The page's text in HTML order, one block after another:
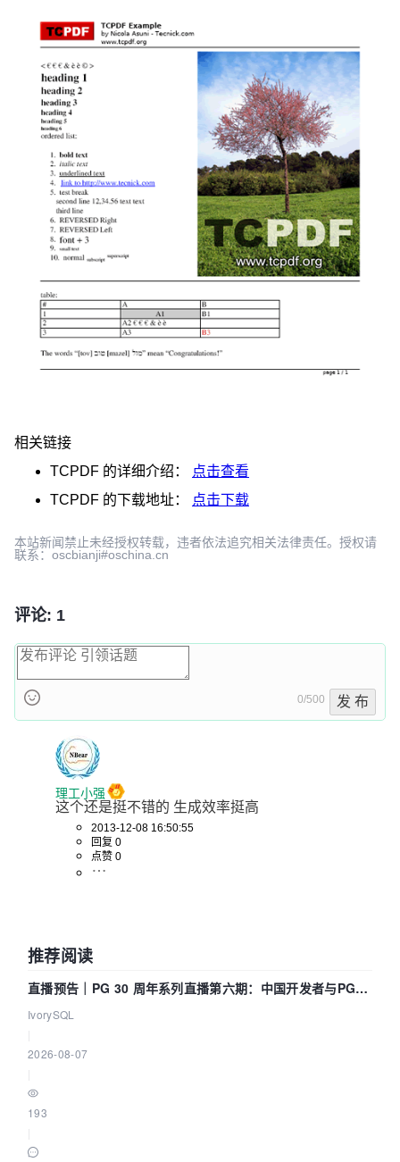
相关链接
TCPDF 的详细介绍：
点击查看
TCPDF 的下载地址： 点击下载
本站新闻禁止未经授权转载，违者依法追究相关法律责任。授权请
联系：oscbianji#oschina.cn
评论: 1
0/500 发 布
理工小强
这个还是挺不错的 生成效率挺高
2013-12-08 16:50:55
回复 0
点赞 0
推荐阅读
直播预告｜PG 30 周年系列直播第六期：中国开发者与PG内
核——我们改得动吗？我们贡献了什么？
IvorySQL
2026-08-07
193